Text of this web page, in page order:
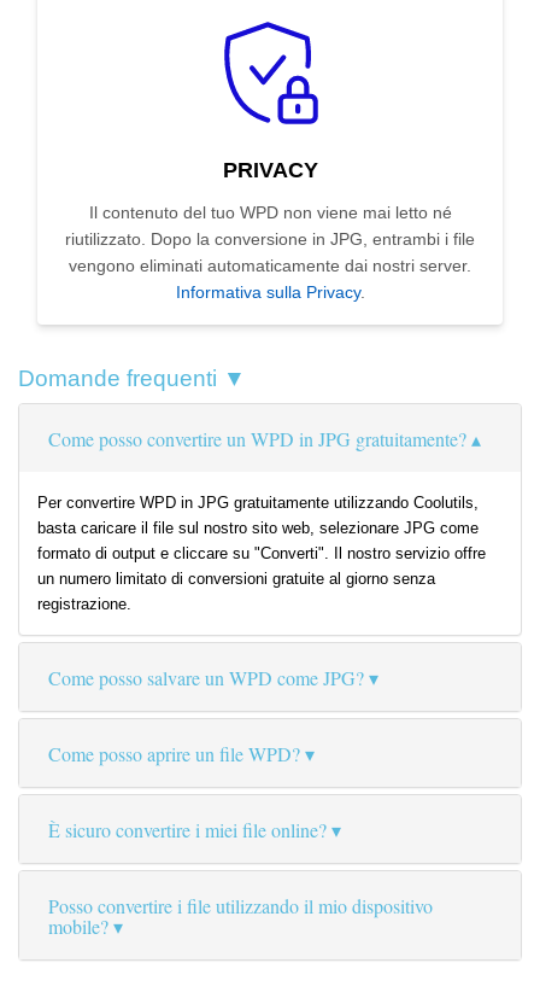
PRIVACY
Il contenuto del tuo WPD non viene mai letto né
riutilizzato. Dopo la conversione in JPG, entrambi i file
vengono eliminati automaticamente dai nostri server.
Informativa sulla Privacy.
Domande frequenti ▼
Come posso convertire un WPD in JPG gratuitamente?
Per convertire WPD in JPG gratuitamente utilizzando Coolutils,
basta caricare il file sul nostro sito web, selezionare JPG come
formato di output e cliccare su "Converti". Il nostro servizio offre
un numero limitato di conversioni gratuite al giorno senza
registrazione.
Come posso salvare un WPD come JPG?
Come posso aprire un file WPD?
È sicuro convertire i miei file online?
Posso convertire i file utilizzando il mio dispositivo
mobile?